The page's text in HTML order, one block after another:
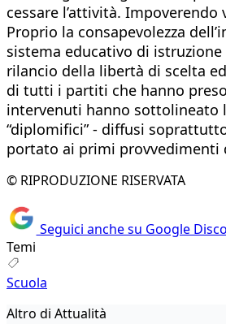
cessare l’attività. Impoverendo
Proprio la consapevolezza
sistema educativo di istruzione
rilancio della libertà di scelta
di tutti i partiti che hanno
intervenuti hanno sottolineato
“diplomifici” - diffusi
portato ai primi provvedimenti
© RIPRODUZIONE RISERVATA
Seguici anche su Google
Temi
Scuola
Altro di Attualità